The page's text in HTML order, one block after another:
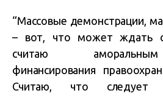
“Массовые демонстрации,
– вот, что может ждать
считаю
финансирования
Считаю, что следует